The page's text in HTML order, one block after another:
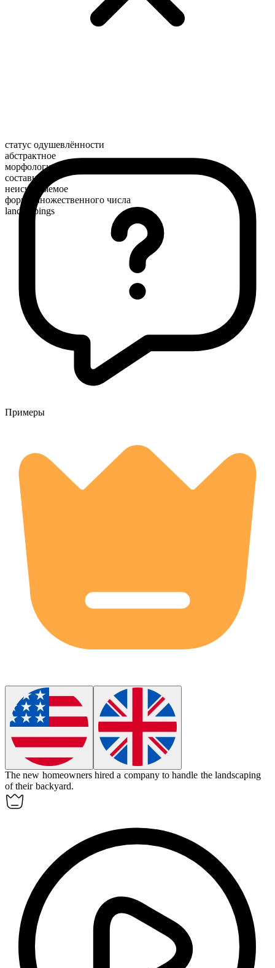
статус одушевлённости
абстрактное
морфологический состав
составное
неисчисляемое
форма множественного числа
landscapings
Примеры
The new homeowners hired a company to handle the landscaping
of their backyard.